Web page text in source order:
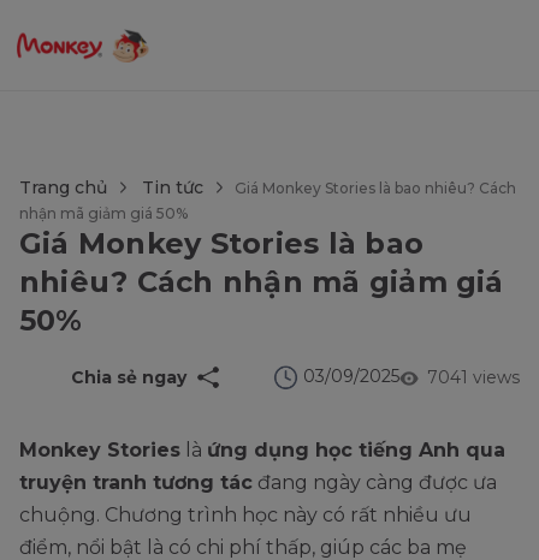
Trang chủ Tin tức
Giá Monkey Stories là bao nhiêu? Cách
nhận mã giảm giá 50%
Giá Monkey Stories là bao
nhiêu? Cách nhận mã giảm giá
50%
7041 views
03/09/2025
Chia sẻ ngay
Monkey Stories là ứng dụng học tiếng Anh qua
truyện tranh tương tác đang ngày càng được ưa
chuộng. Chương trình học này có rất nhiều ưu
điểm, nổi bật là có chi phí thấp, giúp các ba mẹ